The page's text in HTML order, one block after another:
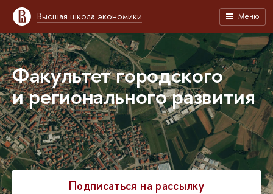
Высшая школа экономики Меню
Факультет городского
и регионального развития
Подписаться на рассылку